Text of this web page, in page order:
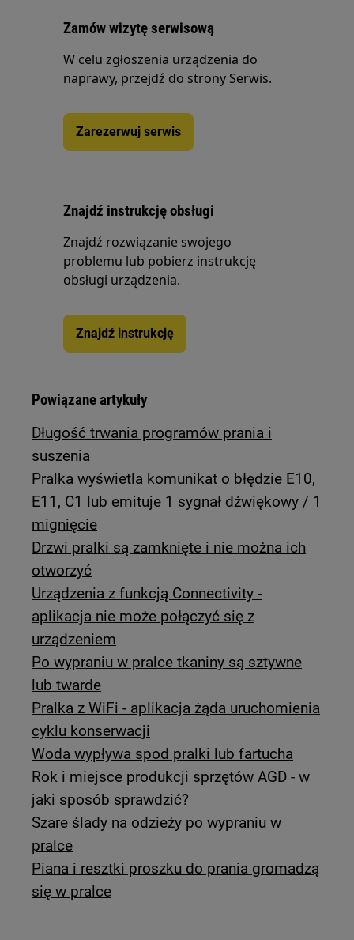
Zamów wizytę serwisową
W celu zgłoszenia urządzenia do
naprawy, przejdź do strony Serwis.
Zarezerwuj serwis
Znajdź instrukcję obsługi
Znajdź rozwiązanie swojego
problemu lub pobierz instrukcję
obsługi urządzenia.
Znajdź instrukcję
Powiązane artykuły
Długość trwania programów prania i
suszenia
Pralka wyświetla komunikat o błędzie E10,
E11, C1 lub emituje 1 sygnał dźwiękowy / 1
mignięcie
Drzwi pralki są zamknięte i nie można ich
otworzyć
Urządzenia z funkcją Connectivity -
aplikacja nie może połączyć się z
urządzeniem
Po wypraniu w pralce tkaniny są sztywne
lub twarde
Pralka z WiFi - aplikacja żąda uruchomienia
cyklu konserwacji
Woda wypływa spod pralki lub fartucha
Rok i miejsce produkcji sprzętów AGD - w
jaki sposób sprawdzić?
Szare ślady na odzieży po wypraniu w
pralce
Piana i resztki proszku do prania gromadzą
się w pralce